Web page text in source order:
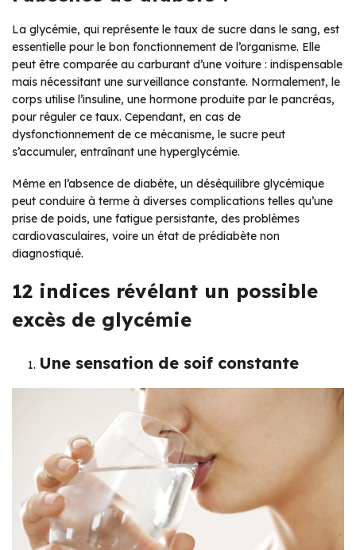
La glycémie, qui représente le taux de sucre dans le sang, est
essentielle pour le bon fonctionnement de l’organisme. Elle
peut être comparée au carburant d’une voiture : indispensable
mais nécessitant une surveillance constante. Normalement, le
corps utilise l’insuline, une hormone produite par le pancréas,
pour réguler ce taux. Cependant, en cas de
dysfonctionnement de ce mécanisme, le sucre peut
s’accumuler, entraînant une hyperglycémie.
Même en l’absence de diabète, un déséquilibre glycémique
peut conduire à terme à diverses complications telles qu’une
prise de poids, une fatigue persistante, des problèmes
cardiovasculaires, voire un état de prédiabète non
diagnostiqué.
12 indices révélant un possible
excès de glycémie
Une sensation de soif constante